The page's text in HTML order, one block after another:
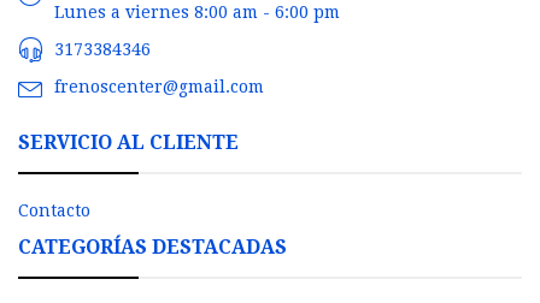
Lunes a viernes 8:00 am - 6:00 pm
3173384346
frenoscenter@gmail.com
SERVICIO AL CLIENTE
Contacto
CATEGORÍAS DESTACADAS